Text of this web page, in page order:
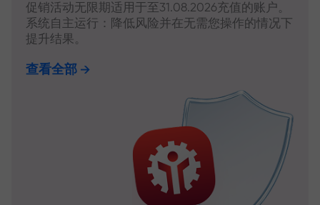
促销活动无限期适用于至31.08.2026充值的账户。
系统自主运行：降低风险并在无需您操作的情况下
提升结果。
查看全部